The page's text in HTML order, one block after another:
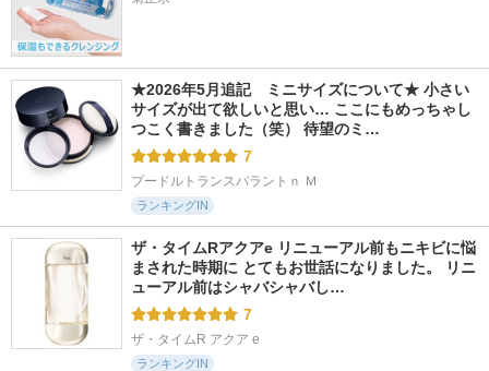
★2026年5月追記　ミニサイズについて★ 小さい
サイズが出て欲しいと思い… ここにもめっちゃし
つこく書きました（笑） 待望のミ…
7
プードルトランスパラントｎ Ｍ
ランキングIN
ザ・タイムRアクアe リニューアル前もニキビに悩
まされた時期に とてもお世話になりました。 リニ
ューアル前はシャバシャバし…
7
ザ・タイムR アクア e
ランキングIN